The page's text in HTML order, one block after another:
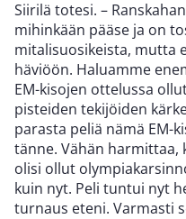
Siirilä totesi. –
mihinkään pääse ja on
mitalisuosikeista, mutta
häviöön. Haluamme
EM-kisojen ottelussa
pisteiden tekijöiden
parasta peliä nämä EM-
tänne. Vähän harmittaa,
olisi ollut
kuin nyt. Peli tuntui nyt
turnaus eteni. Varmasti